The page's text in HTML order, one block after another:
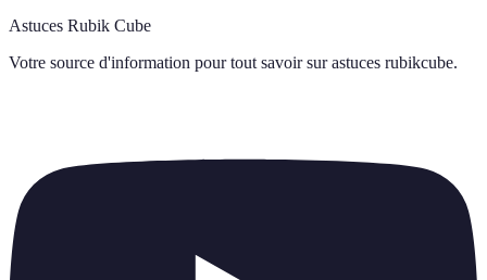
Astuces Rubik Cube
Votre source d'information pour tout savoir sur astuces rubikcube.